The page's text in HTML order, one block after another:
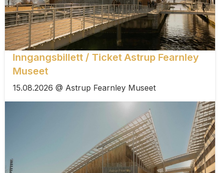
Inngangsbillett / Ticket Astrup Fearnley
Museet
15.08.2026 @ Astrup Fearnley Museet